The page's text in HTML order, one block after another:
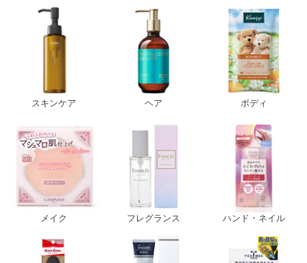
スキンケア ヘア ボディ
メイク フレグランス ハンド・ネイル